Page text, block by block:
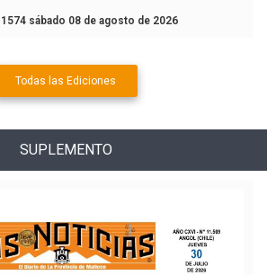
sábado 08 de agosto de 2026
Todas las Ediciones
SUPLEMENTO